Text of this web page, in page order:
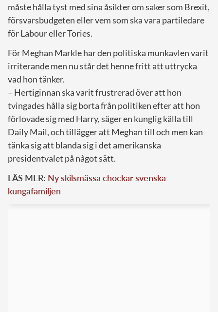
måste hålla tyst med sina åsikter om saker som Brexit,
försvarsbudgeten eller vem som ska vara partiledare
för Labour eller Tories.
För Meghan Markle har den politiska munkavlen varit
irriterande men nu står det henne fritt att uttrycka
vad hon tänker.
– Hertiginnan ska varit frustrerad över att hon
tvingades hålla sig borta från politiken efter att hon
förlovade sig med Harry, säger en kunglig källa till
Daily Mail, och tillägger att Meghan till och men kan
tänka sig att blanda sig i det amerikanska
presidentvalet på något sätt.
LÄS MER: Ny skilsmässa chockar svenska
kungafamiljen